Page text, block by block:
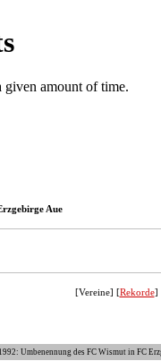
Aue
[Vereine] [Rekorde]
Umbenennung des FC Wismut in FC